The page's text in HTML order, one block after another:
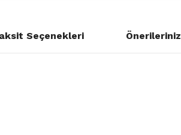
Seçenekleri Önerileriniz